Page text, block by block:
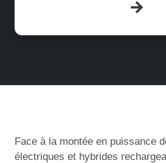
Face à la montée en puissance
électriques et hybrides